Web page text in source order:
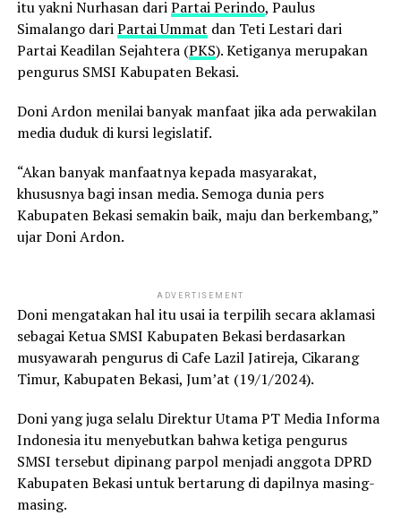
itu yakni Nurhasan dariPartai Perindo, Paulus
Simalango dariPartai Ummat dan Teti Lestari dari
Partai Keadilan Sejahtera (PKS). Ketiganya merupakan
pengurus SMSI Kabupaten Bekasi.
Doni Ardon menilai banyak manfaat jika ada perwakilan
media duduk di kursi legislatif.
“Akan banyak manfaatnya kepada masyarakat,
khususnya bagi insan media. Semoga dunia pers
Kabupaten Bekasi semakin baik, maju dan berkembang,”
ujar Doni Ardon.
ADVERTISEMENT
Doni mengatakan hal itu usai ia terpilih secara aklamasi
sebagai Ketua SMSI Kabupaten Bekasi berdasarkan
musyawarah pengurus di Cafe Lazil Jatireja, Cikarang
Timur, Kabupaten Bekasi, Jum’at (19/1/2024).
Doni yang juga selalu Direktur Utama PT Media Informa
Indonesia itu menyebutkan bahwa ketiga pengurus
SMSI tersebut dipinang parpol menjadi anggota DPRD
Kabupaten Bekasi untuk bertarung di dapilnya masing-
masing.